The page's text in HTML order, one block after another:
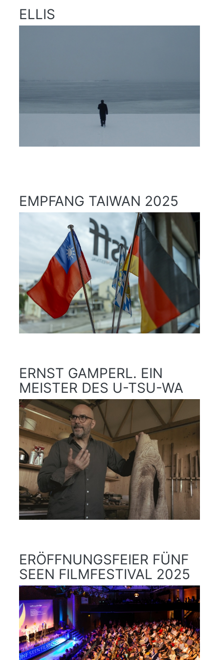
ELLIS
EMPFANG TAIWAN 2025
ERNST GAMPERL. EIN
MEISTER DES U-TSU-WA
ERÖFFNUNGSFEIER FÜNF
SEEN FILMFESTIVAL 2025